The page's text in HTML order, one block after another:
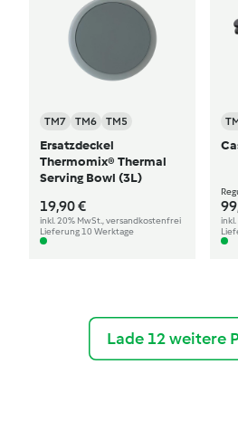
TM7 TM6 TM5
Ersatzdeckel
Thermomix® Thermal
Serving Bowl (3L)
19,90 €
inkl. 20% MwSt., versandkostenfrei
Lieferung 10 Werktage
Lade 12 weitere